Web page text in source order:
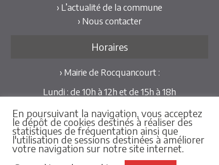
› L’actualité de la commune
› Nous contacter
Horaires
› Mairie de Rocquancourt :
Lundi : de 10h à 12h et de 15h à 18h
Mercredi et Vendredi : de 09h30 à 12h
Pour les mairies déléguées de Hubert-Folie et
Tilly-la-Campagne :
sur rdv au 02.31.79.86.25
En poursuivant la navigation, vous acceptez
le dépôt de cookies destinés à réaliser des
statistiques de fréquentation ainsi que
l'utilisation de sessions destinées à améliorer
votre navigation sur notre site internet.